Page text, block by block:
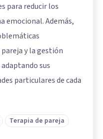
para reducir los
emocional. Además,
y la gestión
sus
particulares de cada
Terapia de pareja